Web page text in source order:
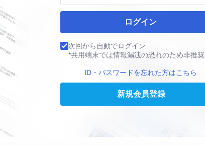
ログイン
次回から自動でログイン
*共用端末では情報漏洩の恐れのため非推奨
ID・パスワードを忘れた方はこちら
新規会員登録